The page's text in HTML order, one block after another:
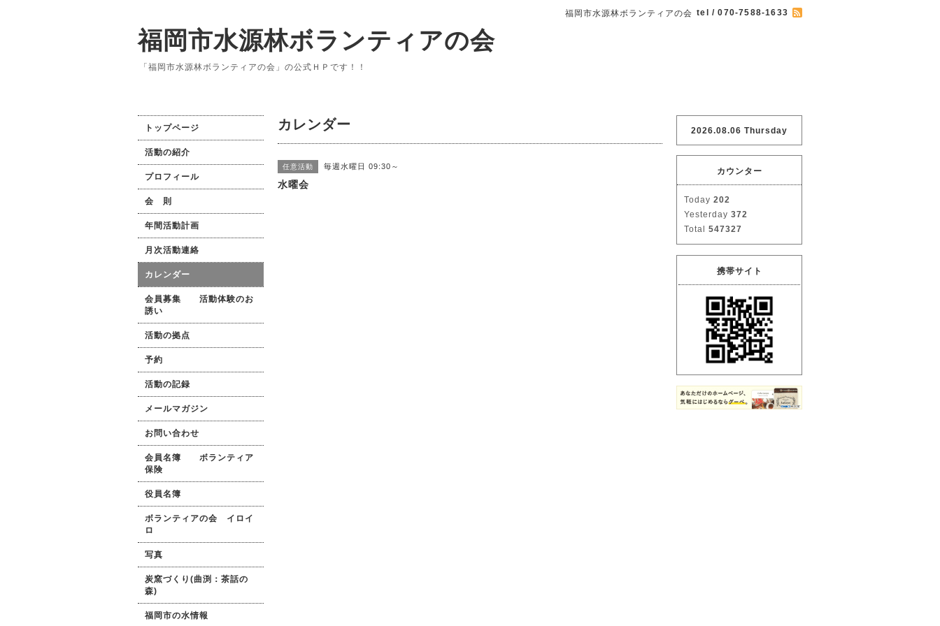
福岡市水源林ボランティアの会 tel / 070-7588-1633
福岡市水源林ボランティアの会
「福岡市水源林ボランティアの会」の公式ＨＰです！！
カレンダー
任意活動 毎週水曜日 09:30～
水曜会
トップページ
活動の紹介
プロフィール
会 則
年間活動計画
月次活動連絡
カレンダー
会員募集 活動体験のお
誘い
活動の拠点
予約
活動の記録
メールマガジン
お問い合わせ
会員名簿 ボランティア
保険
役員名簿
ボランティアの会 イロイ
ロ
写真
炭窯づくり(曲渕：茶話の
森)
福岡市の水情報
2026.08.06 Thursday
カウンター
Today 202
Yesterday 372
Total 547327
携帯サイト